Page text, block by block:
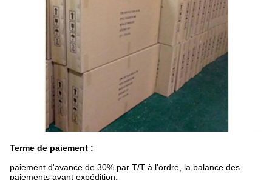
Terme de paiement :
paiement d'avance de 30% par T/T à l'ordre, la balance des
paiements avant expédition.